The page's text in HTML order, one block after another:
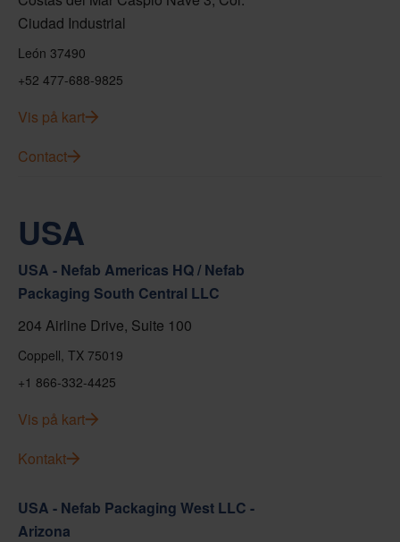
Ciudad Industrial
León 37490
+52 477-688-9825
Vis på kart
Contact
USA
USA - Nefab Americas HQ / Nefab
Packaging South Central LLC
204 Airline Drive, Suite 100
Coppell, TX 75019
+1 866-332-4425
Vis på kart
Kontakt
USA - Nefab Packaging West LLC -
Arizona